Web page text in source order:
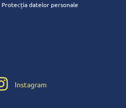
Protecția datelor personale
Instagram